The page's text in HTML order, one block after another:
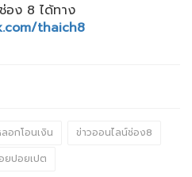
อง 8 ได้ทาง
thaich8
อกโอนเงิน
ข่าวออนไลน์ช่อง8
ยปอยเปต